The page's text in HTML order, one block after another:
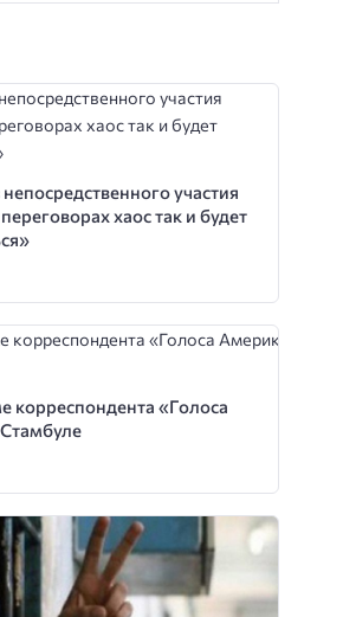
участия
хаос так и будет
корреспондента «Голоса